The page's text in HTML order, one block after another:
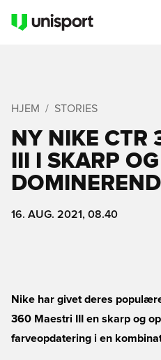
HJEM STORIES
NY NIKE CTR
III I SKARP OG
16. AUG. 2021, 08.40
Nike har givet deres
360 Maestri III en skarp og
farveopdatering i en